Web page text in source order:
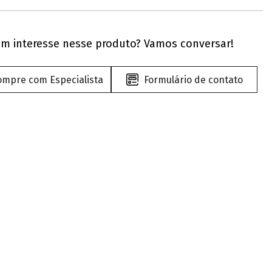
interesse nesse produto? Vamos conversar!
com Especialista Formulário de contato